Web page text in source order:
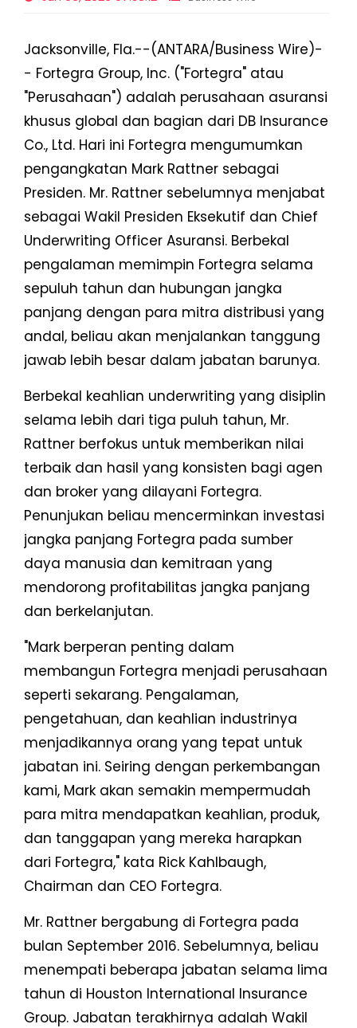
Jacksonville, Fla.--(ANTARA/Business Wire)-
- Fortegra Group, Inc. ("Fortegra" atau
"Perusahaan") adalah perusahaan asuransi
khusus global dan bagian dari DB Insurance
Co., Ltd. Hari ini Fortegra mengumumkan
pengangkatan Mark Rattner sebagai
Presiden. Mr. Rattner sebelumnya menjabat
sebagai Wakil Presiden Eksekutif dan Chief
Underwriting Officer Asuransi. Berbekal
pengalaman memimpin Fortegra selama
sepuluh tahun dan hubungan jangka
panjang dengan para mitra distribusi yang
andal, beliau akan menjalankan tanggung
jawab lebih besar dalam jabatan barunya.
Berbekal keahlian underwriting yang disiplin
selama lebih dari tiga puluh tahun, Mr.
Rattner berfokus untuk memberikan nilai
terbaik dan hasil yang konsisten bagi agen
dan broker yang dilayani Fortegra.
Penunjukan beliau mencerminkan investasi
jangka panjang Fortegra pada sumber
daya manusia dan kemitraan yang
mendorong profitabilitas jangka panjang
dan berkelanjutan.
"Mark berperan penting dalam
membangun Fortegra menjadi perusahaan
seperti sekarang. Pengalaman,
pengetahuan, dan keahlian industrinya
menjadikannya orang yang tepat untuk
jabatan ini. Seiring dengan perkembangan
kami, Mark akan semakin mempermudah
para mitra mendapatkan keahlian, produk,
dan tanggapan yang mereka harapkan
dari Fortegra," kata Rick Kahlbaugh,
Chairman dan CEO Fortegra.
Mr. Rattner bergabung di Fortegra pada
bulan September 2016. Sebelumnya, beliau
menempati beberapa jabatan selama lima
tahun di Houston International Insurance
Group. Jabatan terakhirnya adalah Wakil